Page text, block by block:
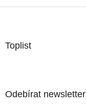
Toplist
Odebírat newsletter